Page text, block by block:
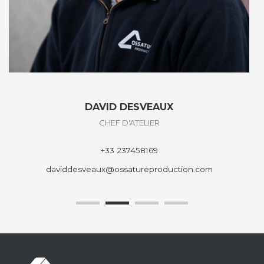
CAROLINE MONNIER
ADMINISTRATION
+33 237452064
carolinemonnier@ossatureproduction.com